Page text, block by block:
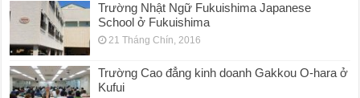
Trường Nhật Ngữ Fukuishima Japanese
School ở Fukuishima
21 Tháng Chín, 2016
Trường Cao đẳng kinh doanh Gakkou O-hara ở
Kufui